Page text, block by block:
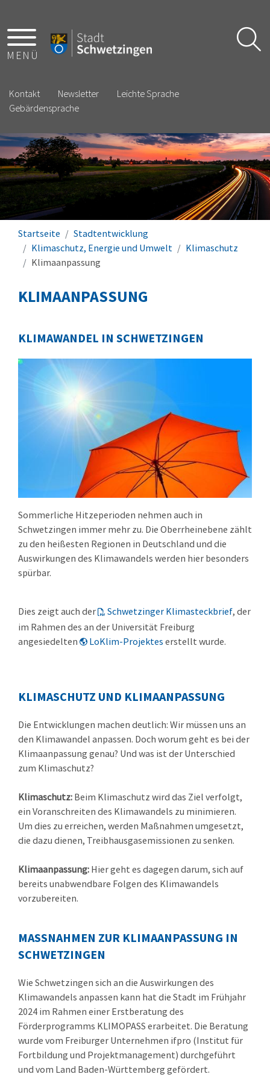
MENÜ
Kontakt Newsletter
Leichte Sprache
Gebärdensprache
Startseite
Stadtentwicklung
Klimaschutz, Energie und Umwelt
Klimaschutz
Klimaanpassung
KLIMAANPASSUNG
KLIMAWANDEL IN SCHWETZINGEN
Sommerliche Hitzeperioden nehmen auch in
Schwetzingen immer mehr zu. Die Oberrheinebene zählt
zu den heißesten Regionen in Deutschland und die
Auswirkungen des Klimawandels werden hier besonders
spürbar.
Dies zeigt auch der Schwetzinger Klimasteckbrief, der
im Rahmen des an der Universität Freiburg
angesiedelten
LoKlim-Projektes erstellt wurde.
KLIMASCHUTZ UND KLIMAANPASSUNG
Die Entwicklungen machen deutlich: Wir müssen uns an
den Klimawandel anpassen. Doch worum geht es bei der
Klimaanpassung genau? Und was ist der Unterschied
zum Klimaschutz?
Klimaschutz: Beim Klimaschutz wird das Ziel verfolgt,
ein Voranschreiten des Klimawandels zu minimieren.
Um dies zu erreichen, werden Maßnahmen umgesetzt,
die dazu dienen, Treibhausgasemissionen zu senken.
Klimaanpassung: Hier geht es dagegen darum, sich auf
bereits unabwendbare Folgen des Klimawandels
vorzubereiten.
MASSNAHMEN ZUR KLIMAANPASSUNG IN S
CHWETZINGEN
Wie Schwetzingen sich an die Auswirkungen des
Klimawandels anpassen kann hat die Stadt im Frühjahr
2024 im Rahmen einer Erstberatung des
Förderprogramms KLIMOPASS erarbeitet. Die Beratung
wurde vom Freiburger Unternehmen ifpro (Institut für
Fortbildung und Projektmanagement) durchgeführt
und vom Land Baden-Württemberg gefördert.